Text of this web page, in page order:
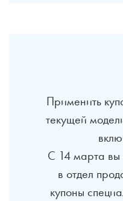
Применить
текущей
С 14 марта вы
в отдел
купоны